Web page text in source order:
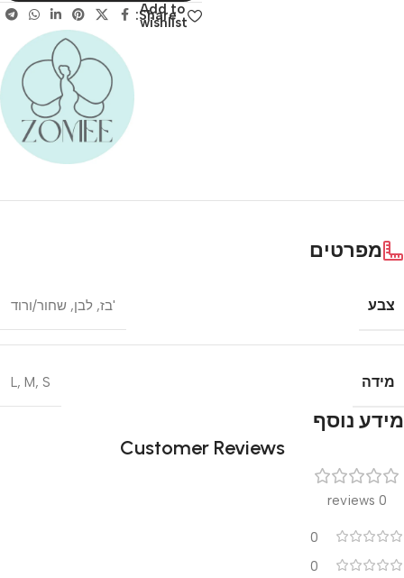
Add to
wishlist
Share:
מפרטים
צבע 'בז, לבן, שחור/ורוד
מידה L, M, S
מידע נוסף
Customer Reviews
0 reviews
0
0